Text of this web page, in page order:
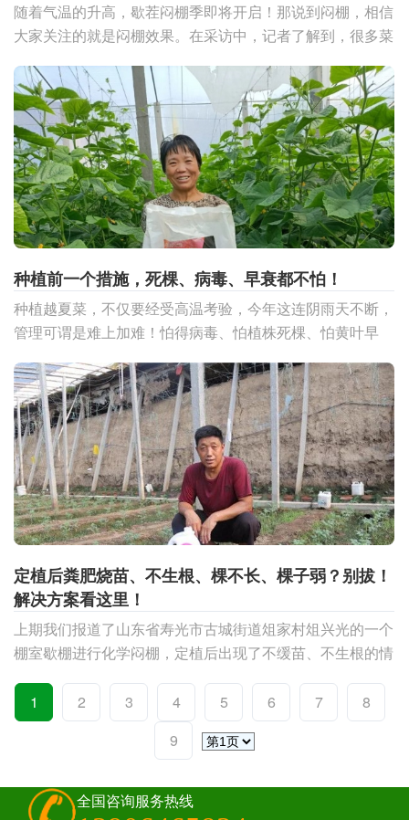
随着气温的升高，歇茬闷棚季即将开启！那说到闷棚，相信
大家关注的就是闷棚效果。在采访中，记者了解到，很多菜
却不
种植前一个措施，死棵、病毒、早衰都不怕！
种植越夏菜，不仅要经受高温考验，今年这连阴雨天不断，
管理可谓是难上加难！怕得病毒、怕植株死棵、怕黄叶早
定植后粪肥烧苗、不生根、棵不长、棵子弱？别拔！
解决方案看这里！
上期我们报道了山东省寿光市古城街道俎家村俎兴光的一个
棚室歇棚进行化学闷棚，定植后出现了不缓苗、不生根的情
独有
1 2 3 4 5 6 7
8
9
全国咨询服务热线